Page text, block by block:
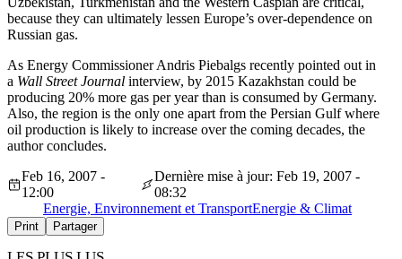
because they can ultimately lessen Europe’s over-dependence on
Russian gas.
As Energy Commissioner Andris Piebalgs recently pointed out in
a Wall Street Journal interview, by 2015 Kazakhstan could be
producing 20% more gas per year than is consumed by Germany.
Also, the region is the only one apart from the Persian Gulf where
oil production is likely to increase over the coming decades, the
author concludes.
Feb 16, 2007 -
12:00
Dernière mise à jour: Feb 19, 2007 -
08:32
Energie, Environnement et TransportEnergie & Climat
Print Partager